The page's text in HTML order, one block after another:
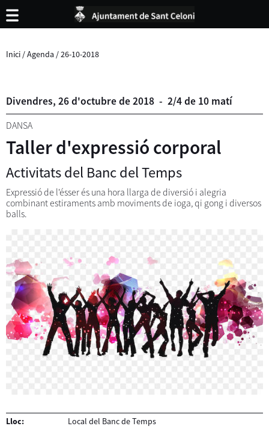
Inici /Agenda /26-10-2018
Divendres, 26d'octubrede2018 - 2/4 de 10 matí
DANSA
Taller d'expressió corporal
Activitats del Banc del Temps
Expressió de l'ésser és una hora llarga de diversió i alegria
combinant estiraments amb moviments de ioga, qi gong i diversos
balls.
Lloc: Local del Banc de Temps